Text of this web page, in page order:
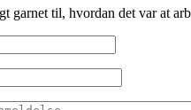
garnet til, hvordan det var at